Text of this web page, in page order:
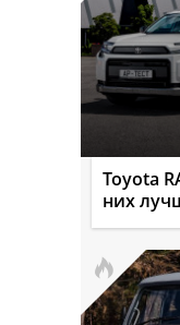
Toyota
них